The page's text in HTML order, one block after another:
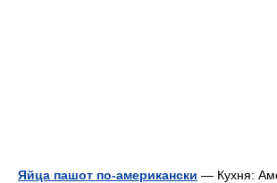
Яйца пашот по-американски — Кухня: